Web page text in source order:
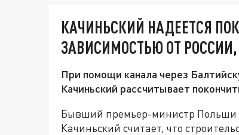
КАЧИНЬСКИЙ НАДЕЕТСЯ
ЗАВИСИМОСТЬЮ ОТ
При помощи канала через
Качиньский рассчитывает
Бывший премьер-министр Польши
Качиньский считает, что